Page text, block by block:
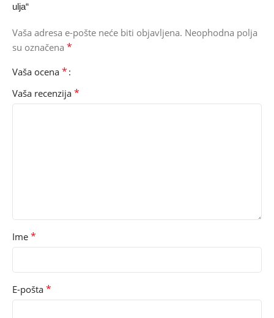
ulja“
Vaša adresa e-pošte neće biti objavljena. Neophodna polja
su označena *
Vaša ocena *
Vaša recenzija *
Ime *
E-pošta *